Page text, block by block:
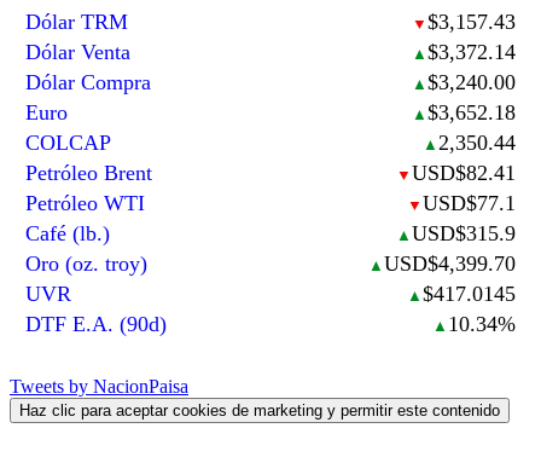
Dólar TRM ▼ $3,157.43
Dólar Venta
▲ $3,372.14
Dólar Compra
▲ $3,240.00
Euro
▲ $3,652.18
COLCAP
▲ 2,350.44
Petróleo Brent
▼ USD$82.41
Petróleo WTI
▼ USD$77.1
Café (lb.)
▲ USD$315.9
Oro (oz. troy)
▲ USD$4,399.70
UVR
▲ $417.0145
DTF E.A. (90d)
▲ 10.34%
Tweets by NacionPaisa
Haz clic para aceptar cookies de marketing y permitir este contenido